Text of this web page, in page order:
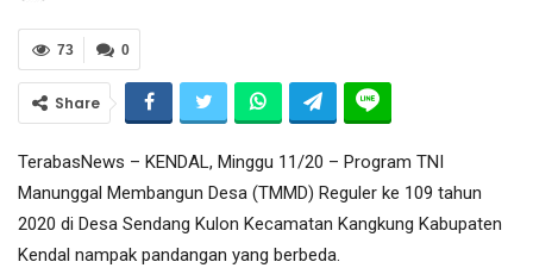
0
73
Share
TerabasNews – KENDAL, Minggu 11/20 – Program TNI
Manunggal Membangun Desa (TMMD) Reguler ke 109 tahun
2020 di Desa Sendang Kulon Kecamatan Kangkung Kabupaten
Kendal nampak pandangan yang berbeda.